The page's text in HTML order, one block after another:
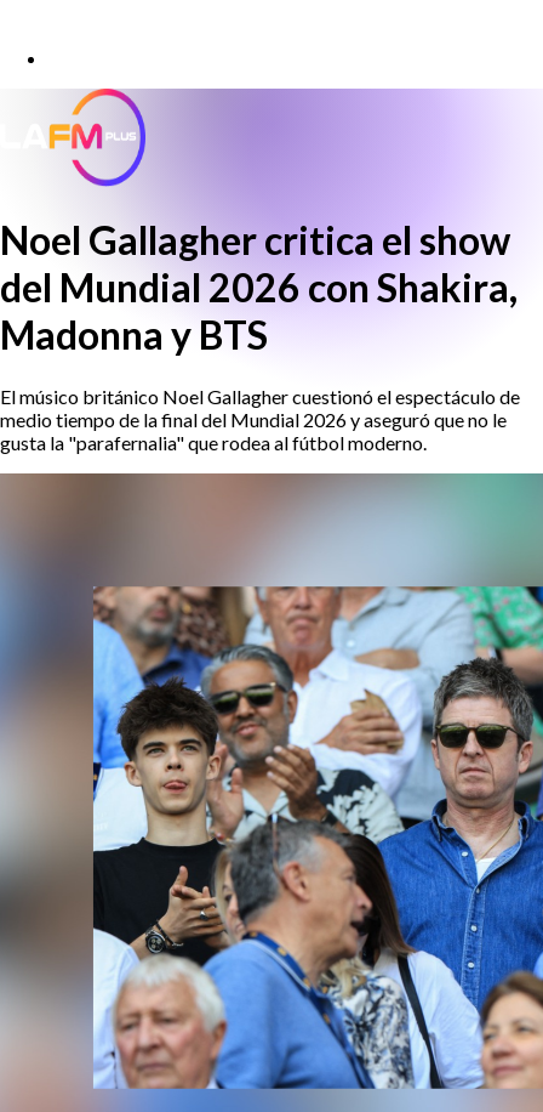
Noel Gallagher critica el show
del Mundial 2026 con Shakira,
Madonna y BTS
El músico británico Noel Gallagher cuestionó el espectáculo de
medio tiempo de la final del Mundial 2026 y aseguró que no le
gusta la "parafernalia" que rodea al fútbol moderno.